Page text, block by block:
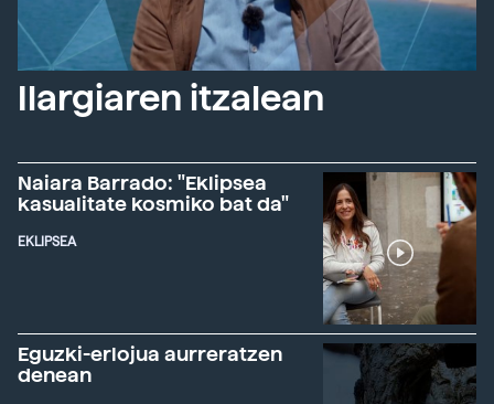
Ilargiaren itzalean
Naiara Barrado: "Eklipsea
kasualitate kosmiko bat da"
EKLIPSEA
Eguzki-erlojua aurreratzen
denean